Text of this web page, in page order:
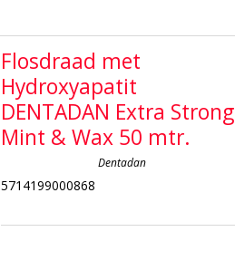
Flosdraad met
Hydroxyapatit
DENTADAN Extra Strong
Mint & Wax 50 mtr.
Dentadan
5714199000868